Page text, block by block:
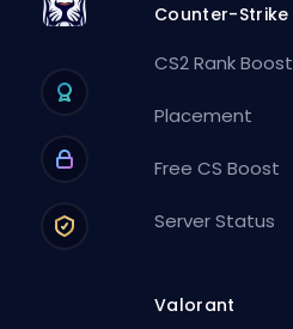
Counter-Strike
CS2 Rank Boost
Placement
Free CS Boost
Server Status
Valorant